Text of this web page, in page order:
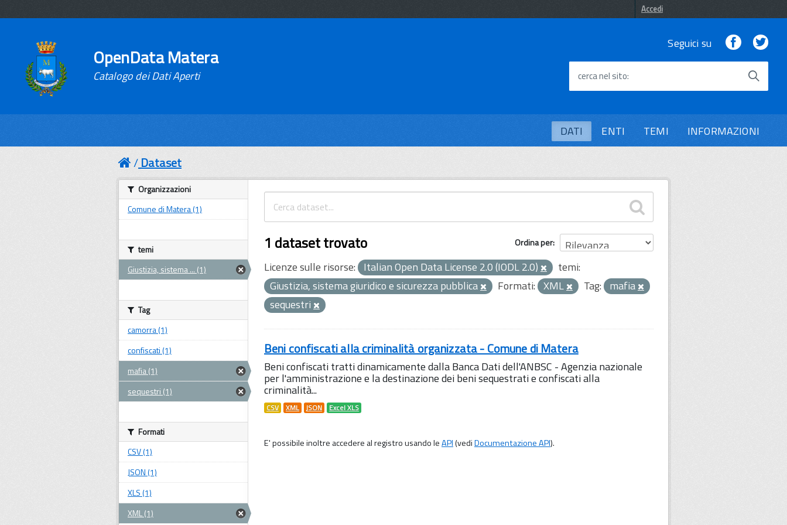
Accedi
OpenData Matera
Catalogo dei Dati Aperti
Seguici su Facebook
cerca nel sito
DATI ENTI TEMI INFORMAZIONI
Dataset
Ordina per
1 dataset trovato
Licenze sulle risorse: Italian Open Data License 2.0 (IODL 2.0)
temi:
Giustizia, sistema giuridico e sicurezza pubblica
Formati: XML Tag: mafia
sequestri
Beni confiscati alla criminalità organizzata - Comune di Matera
Beni confiscati tratti dinamicamente dalla Banca Dati dell'ANBSC - Agenzia nazionale
per l'amministrazione e la destinazione dei beni sequestrati e confiscati alla
criminalità...
CSV XML JSON Excel XLS
E' possibile inoltre accedere al registro usando leAPI(vediDocumentazione API).
Organizzazioni
Comune di Matera (1)
temi
Giustizia, sistema ... (1)
Tag
camorra (1)
confiscati (1)
mafia (1)
sequestri (1)
Formati
CSV (1)
JSON (1)
XLS (1)
XML (1)